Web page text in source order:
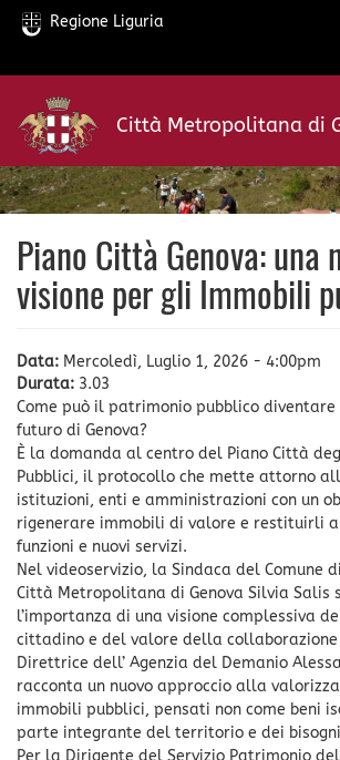
Salta
contenuto
principale
Regione Liguria
Città Metropolitana di
Piano Città Genova: una
visione per gli Immobili
Data: Mercoledì, Luglio 1, 2026 - 4:00pm
Durata: 3.03
Come può il patrimonio pubblico
futuro di Genova?
È la domanda al centro del Piano Città
Pubblici, il protocollo che mette attorno
istituzioni, enti e amministrazioni con un
rigenerare immobili di valore e restituirli
funzioni e nuovi servizi.
Nel videoservizio, la Sindaca del Comune
Città Metropolitana di Genova Silvia Salis
l’importanza di una visione complessiva
cittadino e del valore della
Direttrice dell’ Agenzia del Demanio
racconta un nuovo approccio alla
immobili pubblici, pensati non come beni
parte integrante del territorio e dei
Per la Dirigente del Servizio Patrimonio